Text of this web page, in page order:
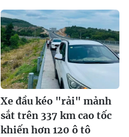
Xe đầu kéo "rải" mảnh
sắt trên 337 km cao tốc
khiến hơn 120 ô tô